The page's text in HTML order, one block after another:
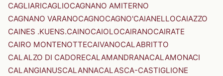
CAGLIARICAGLIOCAGNANO AMITERNO
CAGNANO VARANOCAGNOCAGNO'CAIANELLOCAIAZZO
CAINES .KUENS.CAINOCAIOLOCAIRANOCAIRATE
CAIRO MONTENOTTECAIVANOCALABRITTO
CALALZO DI CADORECALAMANDRANACALAMONACI
CALANGIANUSCALANNACALASCA-CASTIGLIONE